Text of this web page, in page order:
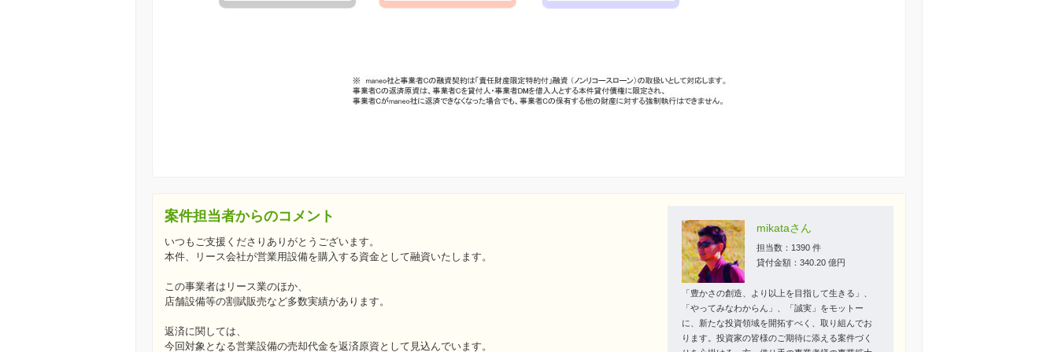
案件担当者からのコメント
いつもご支援くださりありがとうございます。
本件、リース会社が営業用設備を購入する資金として融資いたします。
この事業者はリース業のほか、
店舗設備等の割賦販売など多数実績があります。
返済に関しては、
今回対象となる営業設備の売却代金を返済原資として見込んでいます。
mikataさん
担当数：1390 件
貸付金額：340.20 億円
「豊かさの創造、より以上を目指して生きる」、
「やってみなわからん」、「誠実」をモットー
に、新たな投資領域を開拓すべく、取り組んでお
ります。投資家の皆様のご期待に添える案件づく